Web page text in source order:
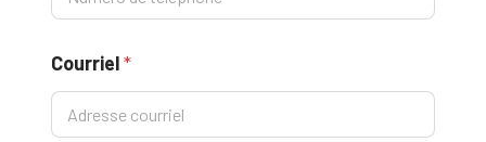
N
m
Courriel*